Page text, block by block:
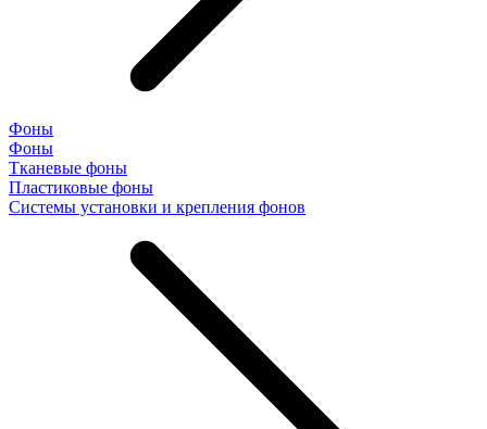
Фоны
Фоны
Тканевые фоны
Пластиковые фоны
Системы установки и крепления фонов